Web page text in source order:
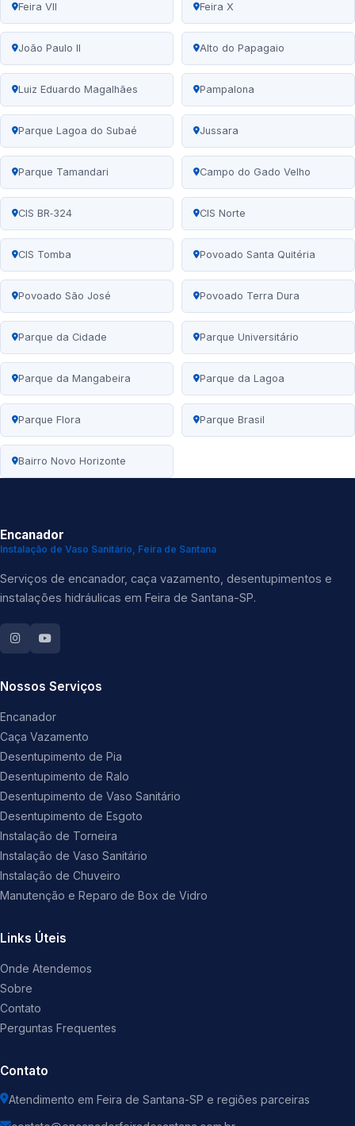
Feira VII Feira X
João Paulo II Alto do Papagaio
Luiz Eduardo Magalhães Pampalona
Parque Lagoa do Subaé Jussara
Parque Tamandari Campo do Gado Velho
CIS BR‑324 CIS Norte
CIS Tomba Povoado Santa Quitéria
Povoado São José Povoado Terra Dura
Parque da Cidade Parque Universitário
Parque da Mangabeira Parque da Lagoa
Parque Flora Parque Brasil
Bairro Novo Horizonte
Encanador
Instalação de Vaso Sanitário, Feira de Santana
Serviços de encanador, caça vazamento, desentupimentos e
instalações hidráulicas em Feira de Santana-SP.
Nossos Serviços
Encanador
Caça Vazamento
Desentupimento de Pia
Desentupimento de Ralo
Desentupimento de Vaso Sanitário
Desentupimento de Esgoto
Instalação de Torneira
Instalação de Vaso Sanitário
Instalação de Chuveiro
Manutenção e Reparo de Box de Vidro
Links Úteis
Onde Atendemos
Sobre
Contato
Perguntas Frequentes
Contato
Atendimento em Feira de Santana-SP e regiões parceiras